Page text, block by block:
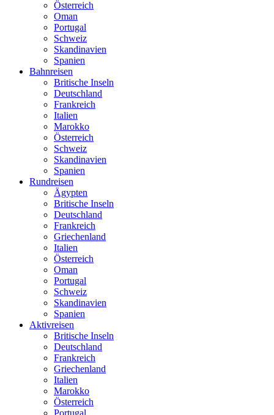
Österreich
Oman
Portugal
Schweiz
Skandinavien
Spanien
Bahnreisen
Britische Inseln
Deutschland
Frankreich
Italien
Marokko
Österreich
Schweiz
Skandinavien
Spanien
Rundreisen
Ägypten
Britische Inseln
Deutschland
Frankreich
Griechenland
Italien
Österreich
Oman
Portugal
Schweiz
Skandinavien
Spanien
Aktivreisen
Britische Inseln
Deutschland
Frankreich
Griechenland
Italien
Marokko
Österreich
Portugal